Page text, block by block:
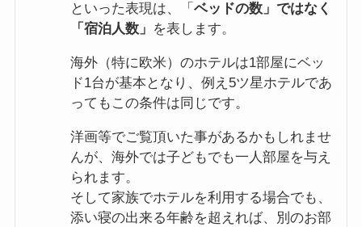
といった表現は、「 ベッドの数」ではなく
「宿泊人数」 を表します。
海外（特に欧米）のホテルは1部屋にベッ
ド1台が基本となり、例え5ツ星ホテルであ
ってもこの条件は同じです。
洋画等でご覧頂いた事があるかもしれませ
んが、海外では子どもでも一人部屋を与え
られます。
そして家族でホテルを利用する場合でも、
添い寝の出来る年齢を超えれば、別のお部